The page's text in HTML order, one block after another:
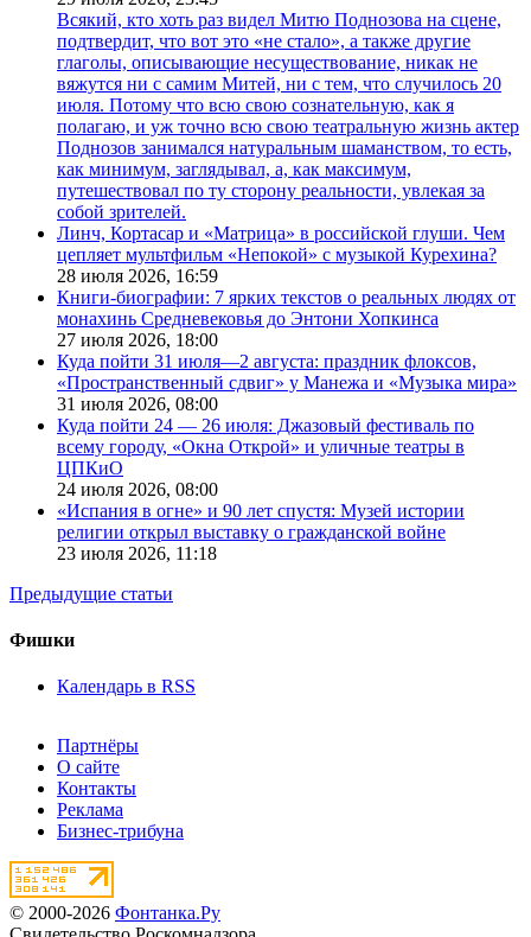
Всякий, кто хоть раз видел Митю Поднозова на сцене,
подтвердит, что вот это «не стало», а также другие
глаголы, описывающие несуществование, никак не
вяжутся ни с самим Митей, ни с тем, что случилось 20
июля. Потому что всю свою сознательную, как я
полагаю, и уж точно всю свою театральную жизнь актер
Поднозов занимался натуральным шаманством, то есть,
как минимум, заглядывал, а, как максимум,
путешествовал по ту сторону реальности, увлекая за
собой зрителей.
Линч, Кортасар и «Матрица» в российской глуши. Чем
цепляет мультфильм «Непокой» с музыкой Курехина?
28 июля 2026, 16:59
Книги-биографии: 7 ярких текстов о реальных людях от
монахинь Средневековья до Энтони Хопкинса
27 июля 2026, 18:00
Куда пойти 31 июля—2 августа: праздник флоксов,
«Пространственный сдвиг» у Манежа и «Музыка мира»
31 июля 2026, 08:00
Куда пойти 24 — 26 июля: Джазовый фестиваль по
всему городу, «Окна Открой» и уличные театры в
ЦПКиО
24 июля 2026, 08:00
«Испания в огне» и 90 лет спустя: Музей истории
религии открыл выставку о гражданской войне
23 июля 2026, 11:18
Предыдущие статьи
Фишки
Календарь в RSS
Партнёры
О сайте
Контакты
Реклама
Бизнес-трибуна
© 2000-2026 Фонтанка.Ру